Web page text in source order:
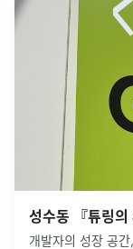
성수동 『튜링의
개발자의 성장 공